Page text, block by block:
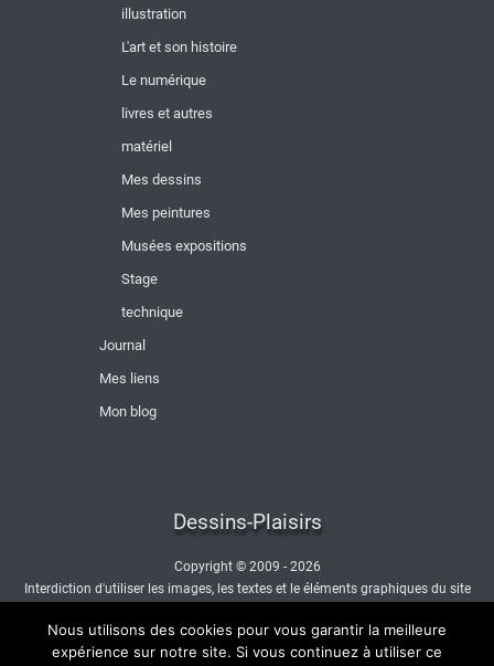
illustration
L'art et son histoire
Le numérique
livres et autres
matériel
Mes dessins
Mes peintures
Musées expositions
Stage
technique
Journal
Mes liens
Mon blog
Dessins-Plaisirs
Copyright © 2009 - 2026
Interdiction d'utiliser les images, les textes et le éléments graphiques du site
- Nous contacter -
Nous utilisons des cookies pour vous garantir la meilleure
expérience sur notre site. Si vous continuez à utiliser ce